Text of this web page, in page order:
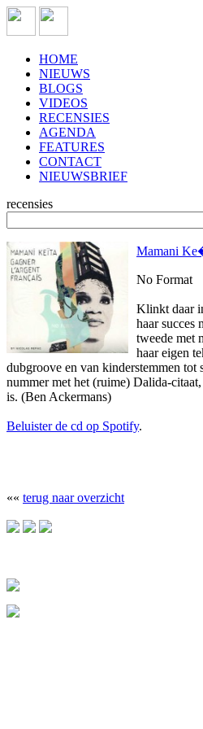
HOME
NIEUWS
BLOGS
VIDEOS
RECENSIES
AGENDA
FEATURES
CONTACT
NIEUWSBRIEF
recensies
Mamani
No Format
Klinkt daar
haar succes
tweede met
haar eigen
dubgroove en van kinderstemmen
nummer met het (ruime) Dalida-
is. (Ben Ackermans)
Beluister de cd op Spotify.
«« terug naar overzicht